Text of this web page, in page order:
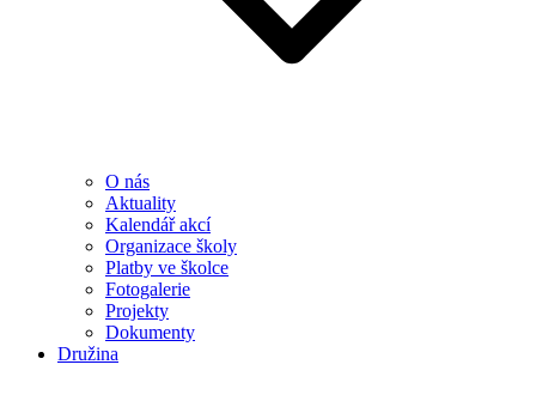
O nás
Aktuality
Kalendář akcí
Organizace školy
Platby ve školce
Fotogalerie
Projekty
Dokumenty
Družina